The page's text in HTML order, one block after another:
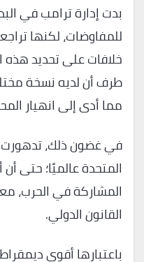
بدت إدارة ترامب في
للمفاوضات، لكنها
خلافات على تحديد هذه
طرف أن لديه نسخة
مما أدى إلى انهيار
في غضون ذلك، تدهورت
المتحدة عالميًا؛ حتى
المشاركة في الحرب،
القانون الدولي.
باعتبارها أقوى